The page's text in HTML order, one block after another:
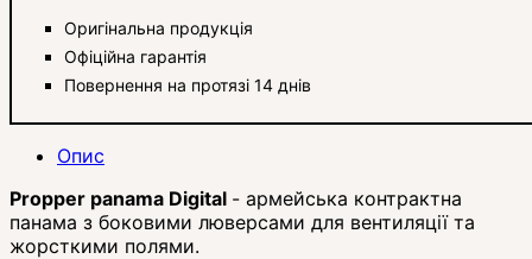
Оригінальна продукція
Офіційна гарантія
Повернення на протязі 14 днів
Опис
Propper panama Digital - армейська контрактна
панама з боковими люверсами для вентиляції та
жорсткими полями.